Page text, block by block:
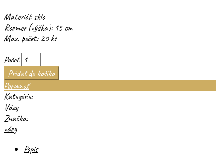
Materiál: sklo
Rozmer (výška): 15 cm
Max. počet: 20 ks
Počet
Pridať do košíka
Porovnať
Kategórie:
Vázy
Značka:
vázy
Popis